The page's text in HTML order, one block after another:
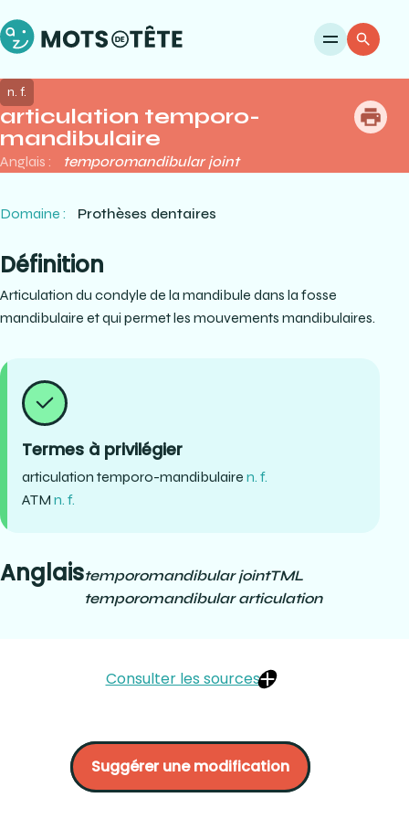
articulation temporo-
mandibulaire
n. f.
Anglais : temporomandibular joint
Domaine : Prothèses dentaires
Définition
Articulation du condyle de la mandibule dans la fosse
mandibulaire et qui permet les mouvements mandibulaires.
Termes à privilégier
articulation temporo-mandibulaire n. f.
ATM n. f.
Anglaistemporomandibular jointTML
temporomandibular articulation
Consulter les sources
des médecins et chirurgiens du Canada (2015) Dans Le
grand dictionnaire terminologique. OQLF :articulation
temporomandibulaire (gouv.qc.ca)
Suggérer une modification